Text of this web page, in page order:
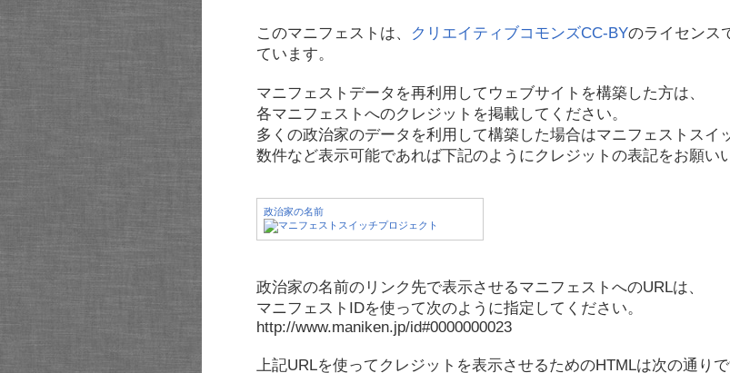
このマニフェストは、 クリエイティブコモンズCC-BYのライセンス
ています。
マニフェストデータを再利用してウェブサイトを構築した方は、
各マニフェストへのクレジットを掲載してください。
多くの政治家のデータを利用して構築した場合はマニフェストスイ
数件など表示可能であれば下記のようにクレジットの表記をお願い
政治家の名前
政治家の名前のリンク先で表示させるマニフェストへのURLは、
マニフェストIDを使って次のように指定してください。
http://www.maniken.jp/id#0000000023
上記URLを使ってクレジットを表示させるためのHTMLは次の通りで